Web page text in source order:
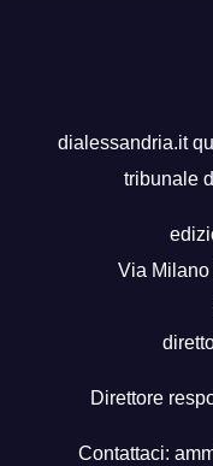
dialessandria.it
tribunale
Via Milano
Direttore
Contattaci: